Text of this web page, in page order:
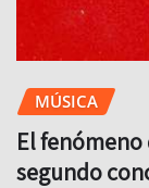
MÚSICA
El fenómeno
segundo